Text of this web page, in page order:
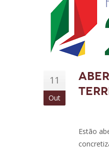
11
Out
Estão